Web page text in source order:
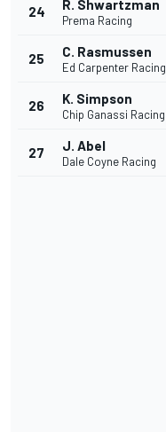
24 R. Shwartzman
Prema Racing
25 C. Rasmussen
Ed Carpenter Racing
26 K. Simpson
Chip Ganassi Racing
27 J. Abel
Dale Coyne Racing